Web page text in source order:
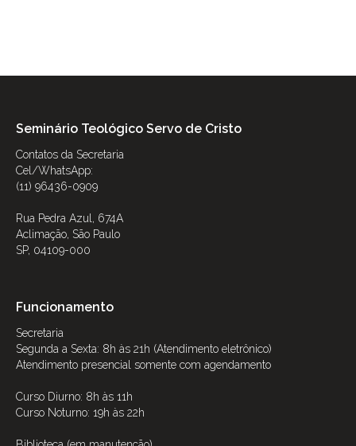
Seminário Teológico Servo de Cristo
Contatos da Secretaria
Cel/WhatsApp:
(11) 96436-0909
Rua Pedra Azul, 674A
Aclimação, São Paulo
SP, 04109-000
Funcionamento
Secretaria
Segunda a Sexta: 8h às 21h (Atendimento eletrônico)
Atendimento presencial somente com agendamento
Curso Diurno: 8h às 11h
Curso Noturno: 19h às 22h